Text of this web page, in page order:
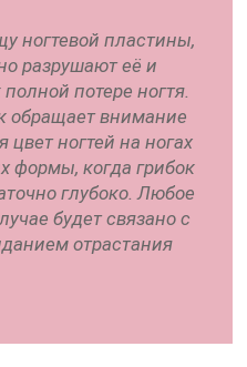
ногтевой пластины,
разрушают её и
потере ногтя.
обращает внимание
ногтей на ногах
формы, когда грибок
глубоко. Любое
будет связано с
отрастания